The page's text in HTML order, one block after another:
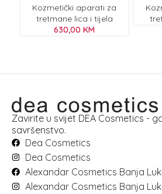
špatula F-808
Kozmetički aparati za
tretmane lica i tijela
630,00 KM
Zavirite u svijet DEA Cosmetics -
savršenstvo.
Dea Cosmetics
Dea Cosmetics
Alexandar Cosmetics Banja
Alexandar Cosmetics Banja